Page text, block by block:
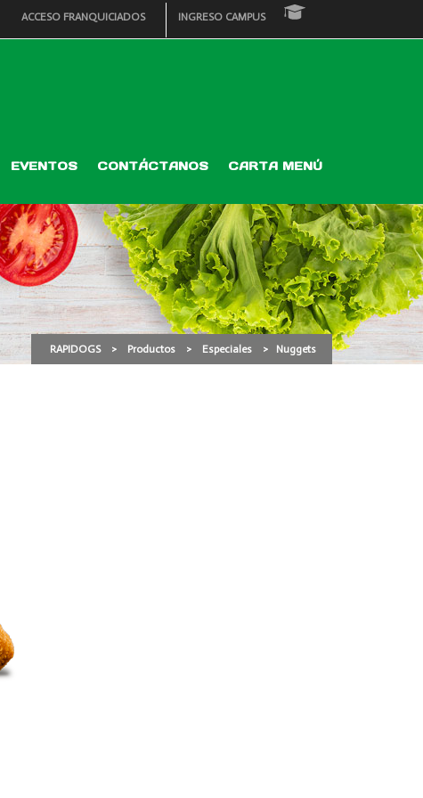
ACCESO FRANQUICIADOS INGRESO CAMPUS
EVENTOS CONTÁCTANOS CARTA MENÚ
RAPIDOGS > Productos > Especiales > Nuggets